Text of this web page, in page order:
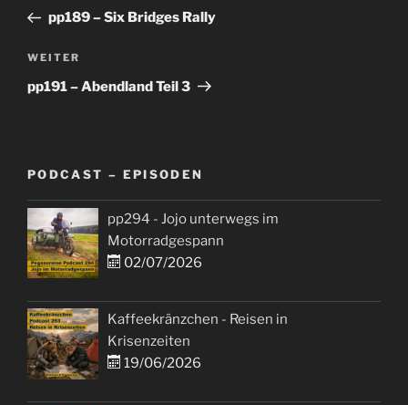
Beitrag
pp189 – Six Bridges Rally
Nächster
Beitrag
WEITER
pp191 – Abendland Teil 3
PODCAST – EPISODEN
pp294 - Jojo unterwegs im
Motorradgespann
02/07/2026
Kaffeekränzchen - Reisen in
Krisenzeiten
19/06/2026